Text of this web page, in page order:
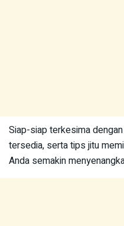
Siap-siap terkesima
tersedia, serta tips jitu
Anda semakin